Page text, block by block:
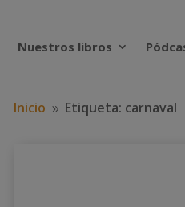
Nuestros libros
Inicio 9 Etiqueta: carnaval